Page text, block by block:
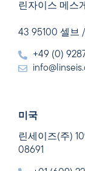
린자이스 메스
43 95100 셀브
+49 (0)
미국
린세이즈(주)
08691